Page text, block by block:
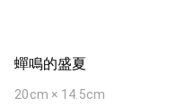
蟬鳴的盛夏
20cm × 14.5cm